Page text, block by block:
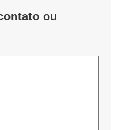
ou